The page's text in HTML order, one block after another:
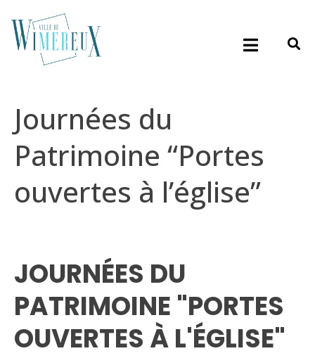
Journées du
Patrimoine “Portes
ouvertes à l’église”
JOURNÉES DU
PATRIMOINE "PORTES
OUVERTES À L'ÉGLISE"